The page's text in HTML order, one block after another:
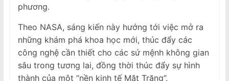
phương.
Theo NASA, sáng kiến này hướng tới việc mở ra
những khám phá khoa học mới, thúc đẩy các
công nghệ cần thiết cho các sứ mệnh không gian
sâu trong tương lai, đồng thời thúc đẩy sự hình
thành của một “nền kinh tế Mặt Trăng”.